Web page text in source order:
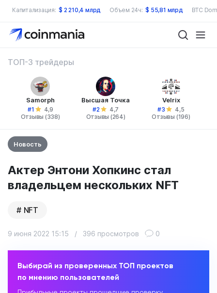
Капитализация: $ 2 210,4 млрд Объем 24ч: $ 55,81 млрд BTC
ТОП-3 трейдеры
Samorph
#1
4,9
Отзывы (338)
Высшая Точка
#2
4,7
Отзывы (264)
Velrix
#3
4,5
Отзывы (196)
Новость
Актер Энтони Хопкинс стал
владельцем нескольких NFT
NFT
9 июня 2022 15:15 / 396 просмотров 0
Выбирай из проверенных ТОП проектов
по мнению пользователей